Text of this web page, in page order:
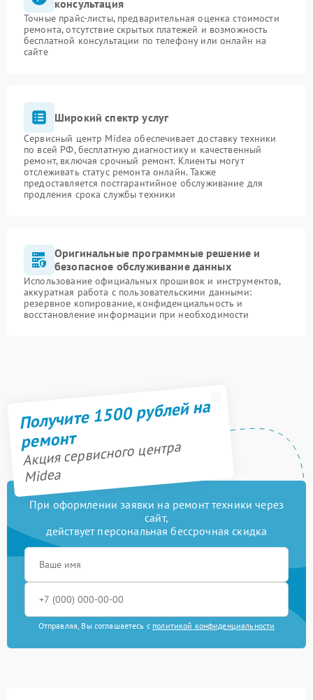
консультация
Точные прайс-листы, предварительная оценка стоимости
ремонта, отсутствие скрытых платежей и возможность
бесплатной консультации по телефону или онлайн на
сайте
Широкий спектр услуг
Сервисный центр Midea обеспечивает доставку техники
по всей РФ, бесплатную диагностику и качественный
ремонт, включая срочный ремонт. Клиенты могут
отслеживать статус ремонта онлайн. Также
предоставляется постгарантийное обслуживание для
продления срока службы техники
Оригинальные программные решение и
безопасное обслуживание данных
Использование официальных прошивок и инструментов,
аккуратная работа с пользовательскими данными:
резервное копирование, конфиденциальность и
восстановление информации при необходимости
Получите 1500 рублей на
ремонт
Акция сервисного центра
Midea
При оформлении заявки на ремонт техники через
сайт,
действует персональная бессрочная скидка
Отправляя, Вы соглашаетесь с политикой конфиденциальности